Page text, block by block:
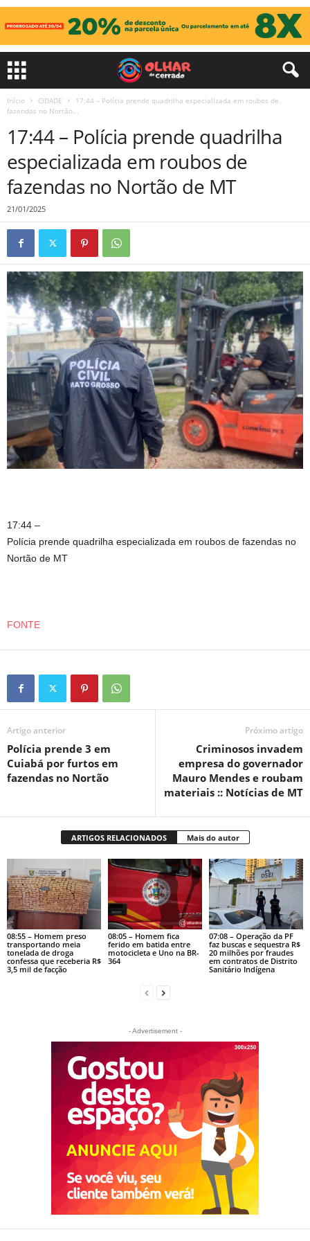
Início CIDADE
17:44 – Polícia prende quadrilha especializada em roubos de
fazendas no Nortão...
17:44 – Polícia prende quadrilha
especializada em roubos de
fazendas no Nortão de MT
21/01/2025
17:44 –
Polícia prende quadrilha especializada em roubos de fazendas no
Nortão de MT
FONTE
Artigo anterior
Polícia prende 3 em
Cuiabá por furtos em
fazendas no Nortão
Próximo artigo
Criminosos invadem
empresa do governador
Mauro Mendes e roubam
materiais :: Notícias de MT
ARTIGOS RELACIONADOS Mais do autor
08:55 – Homem preso
transportando meia
tonelada de droga
confessa que receberia R$
3,5 mil de facção
08:05 – Homem fica
ferido em batida entre
motocicleta e Uno na BR-
364
07:08 – Operação da PF
faz buscas e sequestra R$
20 milhões por fraudes
em contratos de Distrito
Sanitário Indígena
- Advertisement -